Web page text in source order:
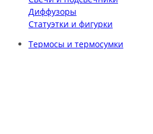
Диффузоры
Статуэтки и фигурки
Термосы и термосумки